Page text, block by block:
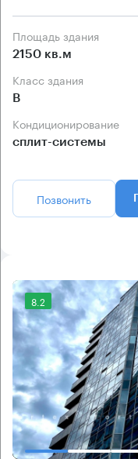
Площадь здания
2150 кв.м
Класс здания
B
Кондиционирование
сплит-системы
Позвонить
8.2